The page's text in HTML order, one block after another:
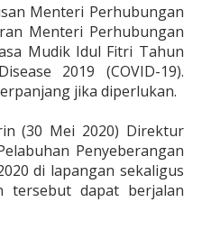
Menteri Perhubungan
Menteri Perhubungan
Mudik Idul Fitri Tahun
2019 (COVID-19).
jika diperlukan.
(30 Mei 2020) Direktur
Penyeberangan
di lapangan sekaligus
tersebut dapat berjalan